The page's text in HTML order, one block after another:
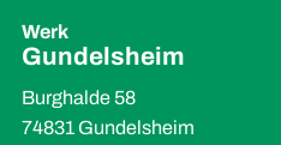
Werk
Gundelsheim
Burghalde 58
74831 Gundelsheim